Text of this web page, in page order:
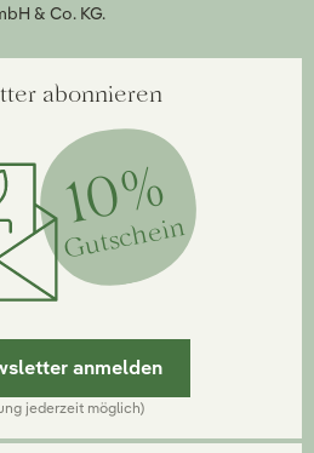
& Co. KG.
abonnieren
10%
Gutschein
anmelden
jederzeit möglich)